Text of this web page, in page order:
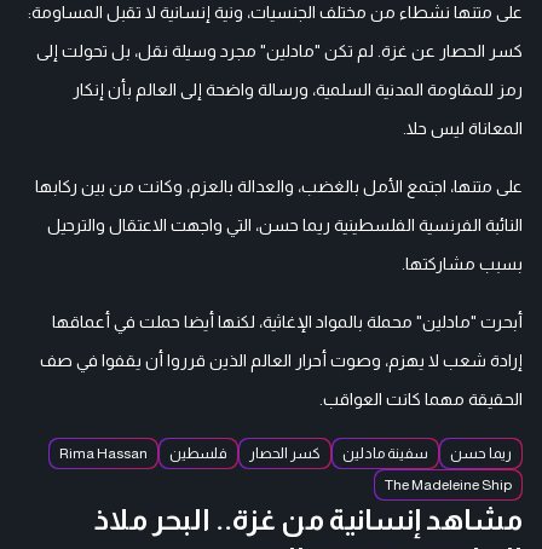
على متنها نشطاء من مختلف الجنسيات، ونية إنسانية لا تقبل المساومة:
كسر الحصار عن غزة. لم تكن "مادلين" مجرد وسيلة نقل، بل تحولت إلى
رمز للمقاومة المدنية السلمية، ورسالة واضحة إلى العالم بأن إنكار
المعاناة ليس حلا.
على متنها، اجتمع الأمل بالغضب، والعدالة بالعزم، وكانت من بين ركابها
النائبة الفرنسية الفلسطينية ريما حسن، التي واجهت الاعتقال والترحيل
بسبب مشاركتها.
أبحرت "مادلين" محملة بالمواد الإغاثية، لكنها أيضا حملت في أعماقها
إرادة شعب لا يهزم، وصوت أحرار العالم الذين قرروا أن يقفوا في صف
الحقيقة مهما كانت العواقب.
ريما حسن سفينة مادلين كسر الحصار فلسطين
Rima Hassan
The Madeleine Ship
مشاهد إنسانية من غزة.. البحر ملاذ